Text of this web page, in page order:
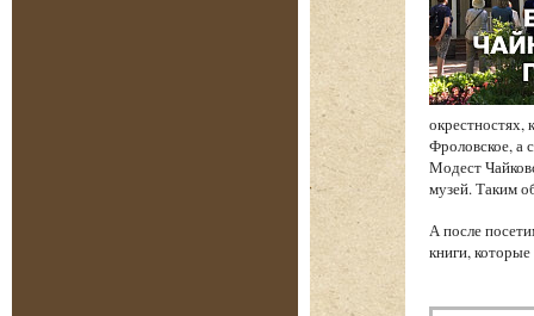
окрестностях,
Фроловское, а
Модест
музей. Таким
А после
книги,